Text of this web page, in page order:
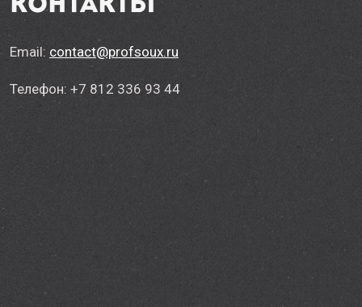
Контакты
Email: contact@profsoux.ru
Телефон: +7 812 336 93 44